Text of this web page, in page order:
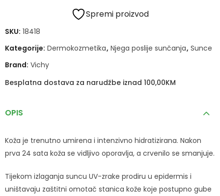
Spremi proizvod
SKU: 18418
Kategorije: Dermokozmetika, Njega poslije sunčanja, Sunce
Brand: Vichy
Besplatna dostava za narudžbe iznad 100,00KM
OPIS
Koža je trenutno umirena i intenzivno hidratizirana. Nakon
prva 24 sata koža se vidljivo oporavlja, a crvenilo se smanjuje.
Tijekom izlaganja suncu UV-zrake prodiru u epidermis i
uništavaju zaštitni omotač stanica kože koje postupno gube